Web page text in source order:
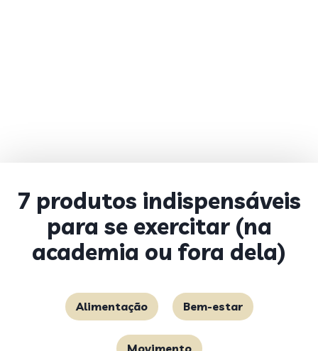
7 produtos indispensáveis
para se exercitar (na
academia ou fora dela)
Alimentação Bem-estar
Movimento